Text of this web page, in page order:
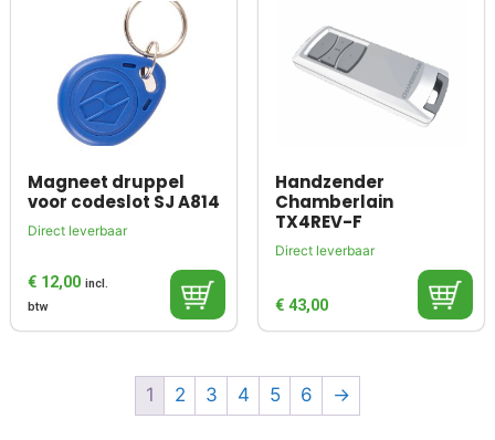
Magneet druppel
voor codeslot SJ A814
Direct leverbaar
€ 12,00 incl.
btw
Handzender
Chamberlain
TX4REV-F
Direct leverbaar
€ 43,00
1 2 3 4 5 6 →